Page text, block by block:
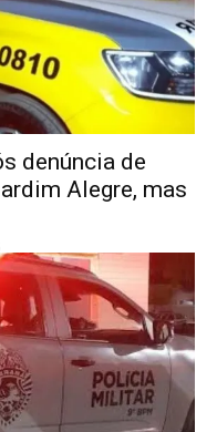
denúncia de
Alegre, mas